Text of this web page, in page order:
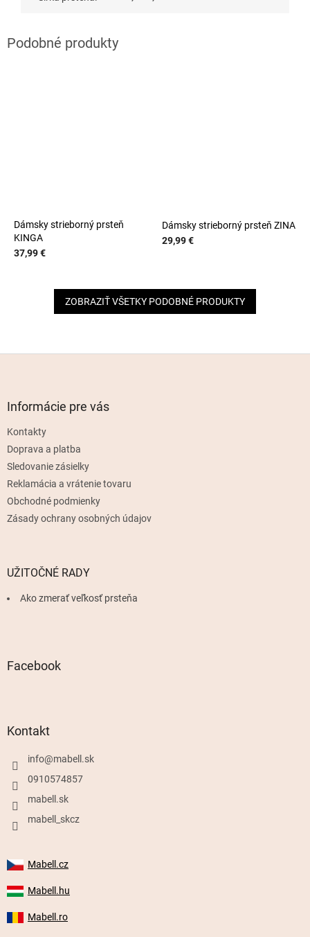
Dámsky strieborný prsteň
KINGA
37,99 €
Dámsky strieborný prsteň ZINA
29,99 €
ZOBRAZIŤ VŠETKY PODOBNÉ PRODUKTY
Informácie pre vás
Kontakty
Doprava a platba
Sledovanie zásielky
Reklamácia a vrátenie tovaru
Obchodné podmienky
Zásady ochrany osobných údajov
UŽITOČNÉ RADY
Ako zmerať veľkosť prsteňa
Facebook
Kontakt
info@mabell.sk
0910574857
mabell.sk
mabell_skcz
Mabell.cz
Mabell.hu
Mabell.ro